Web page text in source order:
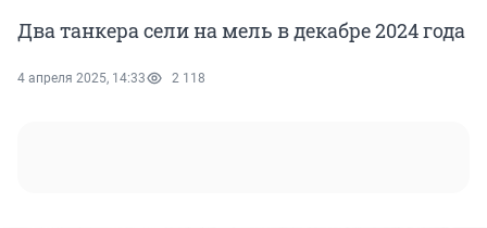
Два танкера сели на мель в декабре 2024 года
4 апреля 2025, 14:33 2 118